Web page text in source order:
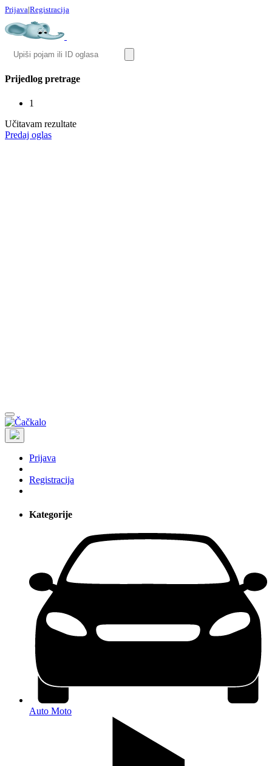
Prijava|Registracija
Prijedlog pretrage
1
Učitavam rezultate
Predaj oglas
Prijava
Registracija
Kategorije
Auto Moto